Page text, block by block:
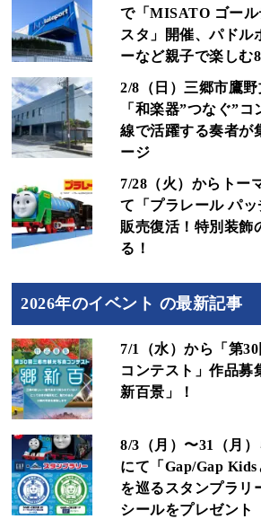
で「MISATO ゴー
スタ」開催、パドル
ーなど親子で楽しむ
2/8（日）三郷市鷹
「和楽器”つなぐ”
線で活躍する奏者が
ージ
7/28（火）からトー
て「プラレール パ
販売復活！特別装飾
る！
2026年のイベント の最新記事
7/1（水）から「第
コンテスト」作品募
新百景」！
8/3（月）〜31（月
にて「Gap/Gap
を巡るスタンプラリ
シールをプレゼント